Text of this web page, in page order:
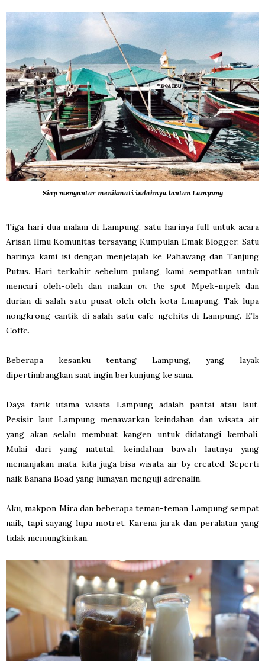
Siap mengantar menikmati indahnya lautan Lampung
Tiga hari dua malam di Lampung, satu harinya full untuk acara
Arisan Ilmu Komunitas tersayang Kumpulan Emak Blogger. Satu
harinya kami isi dengan menjelajah ke Pahawang dan Tanjung
Putus. Hari terkahir sebelum pulang, kami sempatkan untuk
mencari oleh-oleh dan makan on the spot Mpek-mpek dan
durian di salah satu pusat oleh-oleh kota Lmapung. Tak lupa
nongkrong cantik di salah satu cafe ngehits di Lampung. E’ls
Coffe.
Beberapa kesanku tentang Lampung, yang layak
dipertimbangkan saat ingin berkunjung ke sana.
Daya tarik utama wisata Lampung adalah pantai atau laut.
Pesisir laut Lampung menawarkan keindahan dan wisata air
yang akan selalu membuat kangen untuk didatangi kembali.
Mulai dari yang natutal, keindahan bawah lautnya yang
memanjakan mata, kita juga bisa wisata air by created. Seperti
naik Banana Boad yang lumayan menguji adrenalin.
Aku, makpon Mira dan beberapa teman-teman Lampung sempat
naik, tapi sayang lupa motret. Karena jarak dan peralatan yang
tidak memungkinkan.